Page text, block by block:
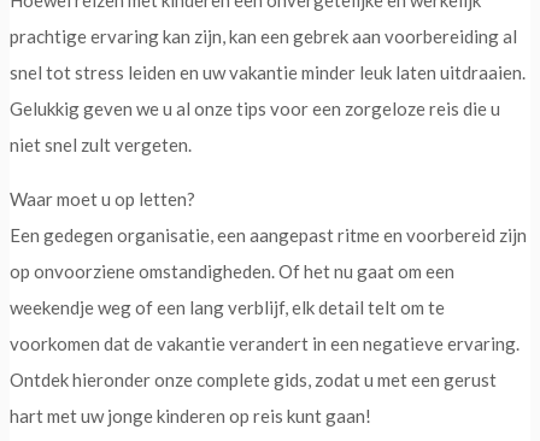
prachtige ervaring kan zijn, kan een gebrek aan voorbereiding al
snel tot stress leiden en uw vakantie minder leuk laten uitdraaien.
Gelukkig geven we u al onze tips voor een zorgeloze reis die u
niet snel zult vergeten.
Waar moet u op letten?
Een gedegen organisatie, een aangepast ritme en voorbereid zijn
op onvoorziene omstandigheden. Of het nu gaat om een
weekendje weg of een lang verblijf, elk detail telt om te
voorkomen dat de vakantie verandert in een negatieve ervaring.
Ontdek hieronder onze complete gids, zodat u met een gerust
hart met uw jonge kinderen op reis kunt gaan!